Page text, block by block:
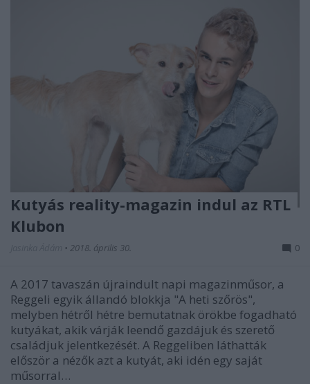
Kutyás reality-magazin indul az RTL
Klubon
• 2018. április 30. 0
A 2017 tavaszán újraindult napi magazinműsor, a
Reggeli egyik állandó blokkja "A heti szőrös",
melyben hétről hétre bemutatnak örökbe fogadható
kutyákat, akik várják leendő gazdájuk és szerető
családjuk jelentkezését. A Reggeliben láthatták
először a nézők azt a kutyát, aki idén egy saját
műsorral…